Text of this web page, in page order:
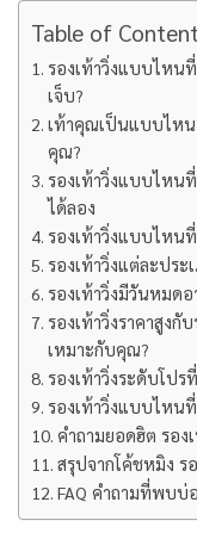
Table of
รองเท้าวิ่งแบบไหน
เจ็บ?
เท้าคุณเป็นแบบไหน
คุณ?
รองเท้าวิ่งแบบไหน
ได้ลอง
รองเท้าวิ่งแบบไหน
รองเท้าวิ่งแต่ละประ
รองเท้าวิ่งมีวันหมด
รองเท้าวิ่งราคาสูง
เหมาะกับคุณ?
รองเท้าวิ่งระดับโป
รองเท้าวิ่งแบบไหน
คำถามยอดฮิต รอง
สรุปจากโค้ชหมิง ร
FAQ คำถามที่พบบ่